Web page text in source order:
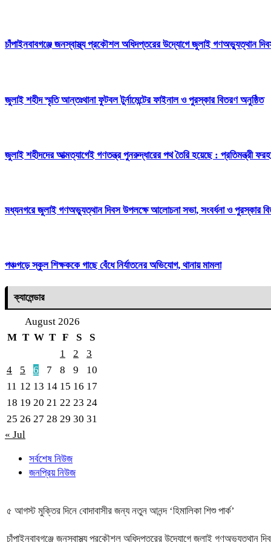
চাঁপাইনবাবগঞ্জে জনস্বাস্থ্য প্রকৌশল অধিদপ্তরের উদ্যোগে জুলাই গণঅভ্যুত্থান
জুলাই শহীদ স্মৃতি আন্তঃথানা ফুটবল টুর্নামেন্টের ফাইনাল ও পুরস্কার বিতরণ অনুষ্ঠিত
জুলাই শহীদদের আত্মত্যাগেই গণতন্ত্র পুনরুদ্ধারের পথ তৈরি হয়েছে : প্রতিমন্ত্রী
মধ্যনগরে জুলাই গণঅভ্যুত্থান দিবস উপলক্ষে আলোচনা সভা, সংবর্ধনা ও পুরস্কার
পঞ্চগড়ে স্কুল শিক্ষককে গাছে বেঁধে নির্যাতনের অভিযোগ, থানায় মামলা
ক্যালেন্ডার
August 2026
M T W T F S
S
1
2
3
4
5 6 7 8 9
10
11 12 13 14 15 16 17
18 19 20 21 22 23 24
25 26 27 28 29 30 31
« Jul
সর্বশেষ নিউজ
জনপ্রিয় নিউজ
৫ আগস্ট মুক্তির দিনে বোদাবাসীর জন্য নতুন আনন্দ ‘হিমালিকা শিশু পার্ক’
চাঁপাইনবাবগঞ্জে জনস্বাস্থ্য প্রকৌশল অধিদপ্তরের উদ্যোগে জুলাই গণঅভ্যুত্থান